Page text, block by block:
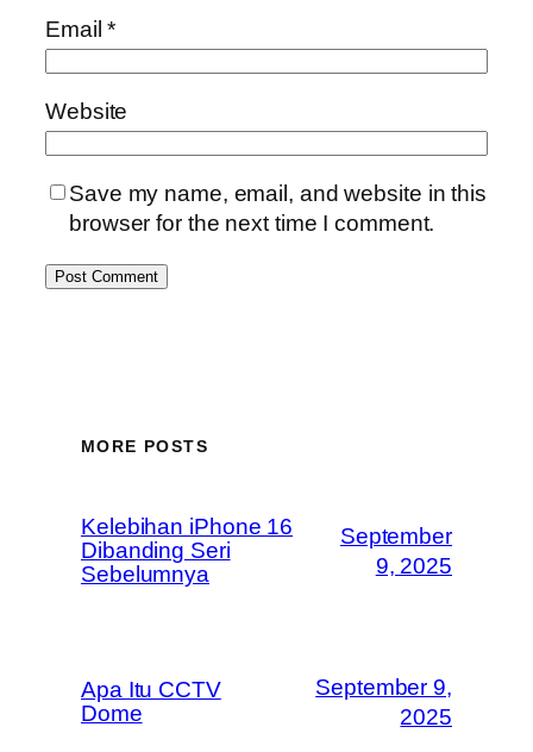
Email*
Website
Save my name, email, and website in this
browser for the next time I comment.
MORE POSTS
Kelebihan iPhone 16
Dibanding Seri
Sebelumnya
September
9, 2025
Apa Itu CCTV
Dome
September 9,
2025